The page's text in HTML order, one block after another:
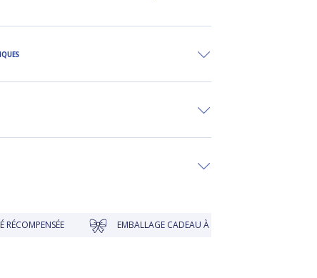
EMBALLAGE CADEAU À PRIX DOUX